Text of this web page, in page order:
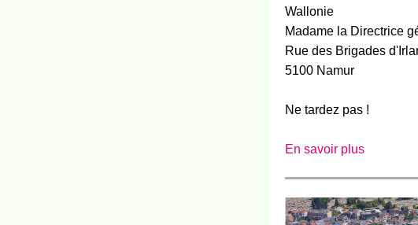
Wallonie
Madame la Directrice
Rue des Brigades
5100 Namur
Ne tardez pas !
En savoir plus